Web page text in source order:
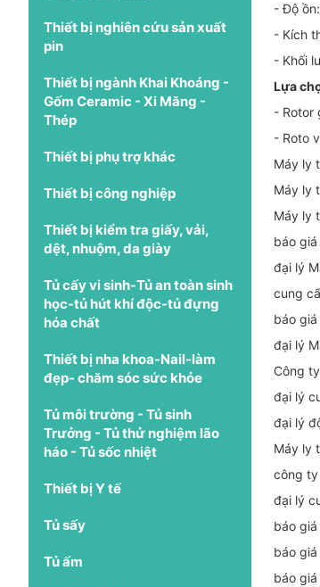
Thiết bị nghiên cứu sản xuất
pin
Thiết bị ngành Khai Khoáng -
Gốm Ceramic - Xi Măng -
Thép
Thiết bị phụ trợ khác
Thiết bị công nghiệp
Thiết bị kiểm tra giấy, vải,
dệt, nhuộm, da giày
Tủ cấy vi sinh-Tủ an toàn sinh
học-tủ hút khí độc-tủ đựng
hóa chất
Thiết bị nha khoa-Nail-làm
đẹp- chăm sóc sức khỏe
Tủ môi trường - Tủ sinh
Trưởng - Tủ thử nghiệm lão
háo - Tủ sốc nhiệt
Thiết bị Y tế
Tủ sấy
Tủ ấm
- Độ
- Kích
- Khối
Lựa
- Rotor
- Roto
Máy ly
Máy ly
Máy ly
báo
đại lý
cung
báo
đại lý
Công
đại lý
đại lý
Máy ly
công
đại lý
báo
báo
báo